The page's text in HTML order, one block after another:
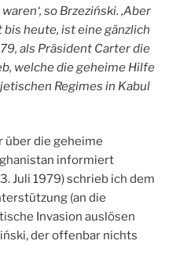
so Brzeziński. ‚Aber
heute, ist eine gänzlich
als Präsident Carter die
welche die geheime Hilfe
Regimes in Kabul
über die geheime
informiert
Juli 1979) schrieb ich dem
(an die
Invasion auslösen
der offenbar nichts